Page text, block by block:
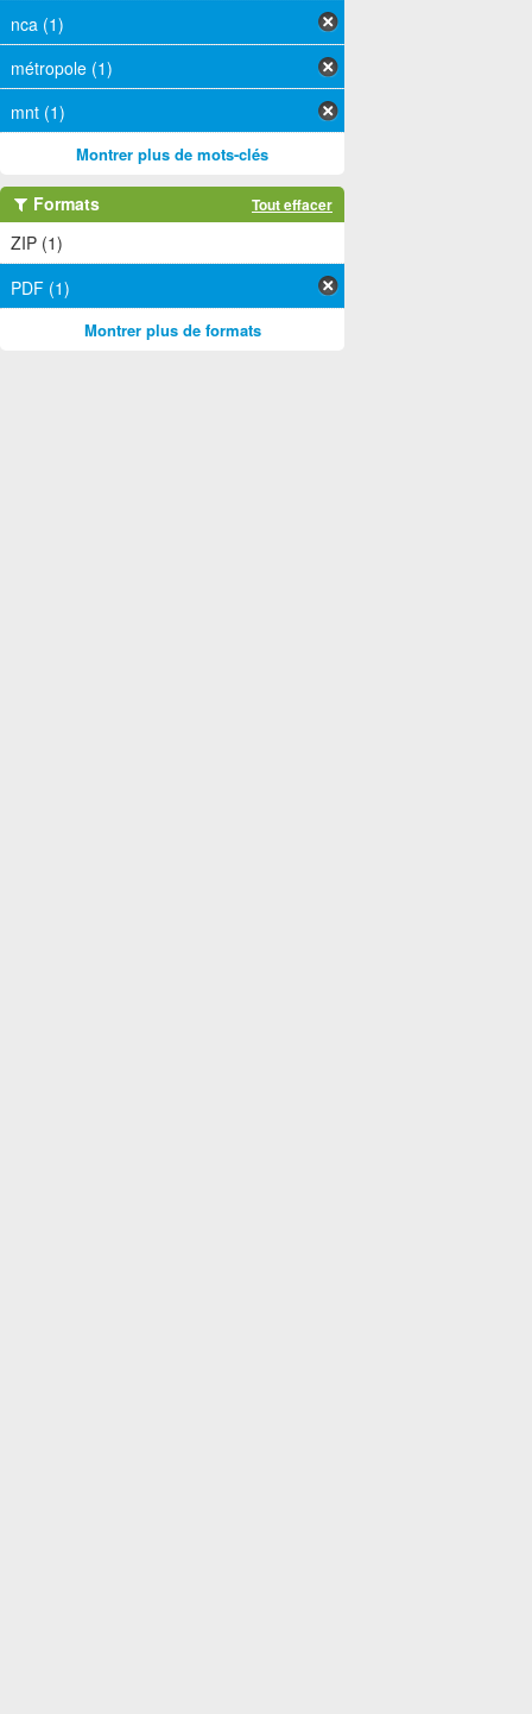
nca (1)
métropole (1)
mnt (1)
Montrer plus de mots-clés
Formats Tout effacer
ZIP (1)
PDF (1)
Montrer plus de formats